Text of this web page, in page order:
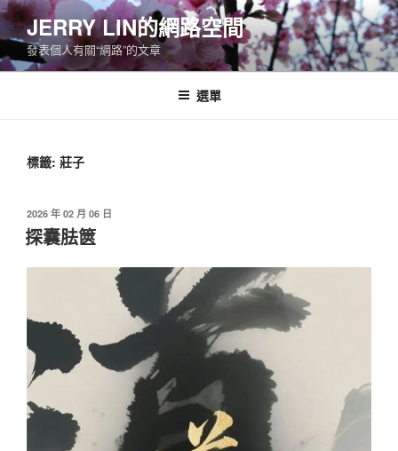
跳
至
主
要
JERRY LIN的網路空間
發表個人有關“網路”的文章
選單
標籤: 莊子
發
佈
於
2026 年 02 月 06 日
探囊胠篋